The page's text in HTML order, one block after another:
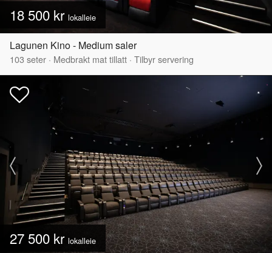
18 500 kr lokalleie
Lagunen Kino - Medium saler
103 seter · Medbrakt mat tillatt · Tilbyr servering
27 500 kr lokalleie